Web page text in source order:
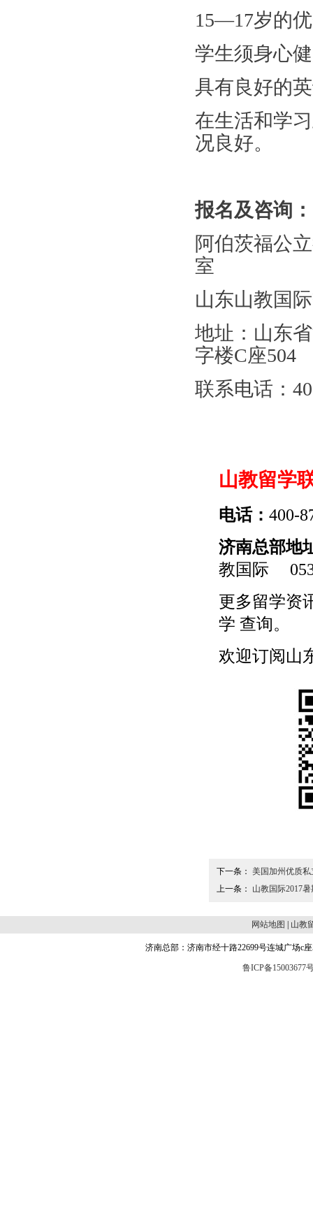
15—17岁的
学生须身心
具有良好的
在生活和学
况良好。
报名及咨询：
阿伯茨福公
室
山东山教国
地址：山东
字楼C座504
联系电话：
山教留学
电话： 400-
济南总部地
教国际
更多留学资
学 查询。
欢迎订阅山
下一条： 美国加州优质私
上一条： 山教国际2017
网站地图 山教
济南总部：济南市经十路22699号连城广场c
鲁ICP备15003677